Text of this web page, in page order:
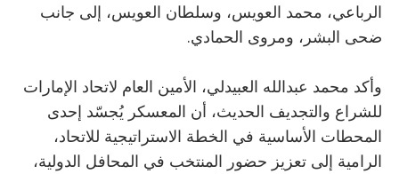
الرباعي، محمد العويس، وسلطان العويس، إلى جانب
ضحى البشر، ومروى الحمادي.
وأكد محمد عبدالله العبيدلي، الأمين العام لاتحاد الإمارات
للشراع والتجديف الحديث، أن المعسكر يُجسّد إحدى
المحطات الأساسية في الخطة الاستراتيجية للاتحاد،
الرامية إلى تعزيز حضور المنتخب في المحافل الدولية،